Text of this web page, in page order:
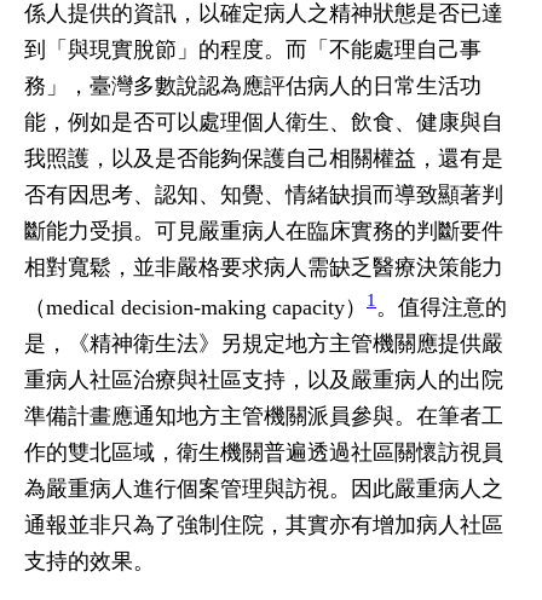
係人提供的資訊，以確定病人之精神狀態是否已達
到「與現實脫節」的程度。而「不能處理自己事
務」，臺灣多數說認為應評估病人的日常生活功
能，例如是否可以處理個人衛生、飲食、健康與自
我照護，以及是否能夠保護自己相關權益，還有是
否有因思考、認知、知覺、情緒缺損而導致顯著判
斷能力受損。可見嚴重病人在臨床實務的判斷要件
相對寬鬆，並非嚴格要求病人需缺乏醫療決策能力
（medical decision-making capacity）
1。值得注意的
是，《精神衛生法》另規定地方主管機關應提供嚴
重病人社區治療與社區支持，以及嚴重病人的出院
準備計畫應通知地方主管機關派員參與。在筆者工
作的雙北區域，衛生機關普遍透過社區關懷訪視員
為嚴重病人進行個案管理與訪視。因此嚴重病人之
通報並非只為了強制住院，其實亦有增加病人社區
支持的效果。